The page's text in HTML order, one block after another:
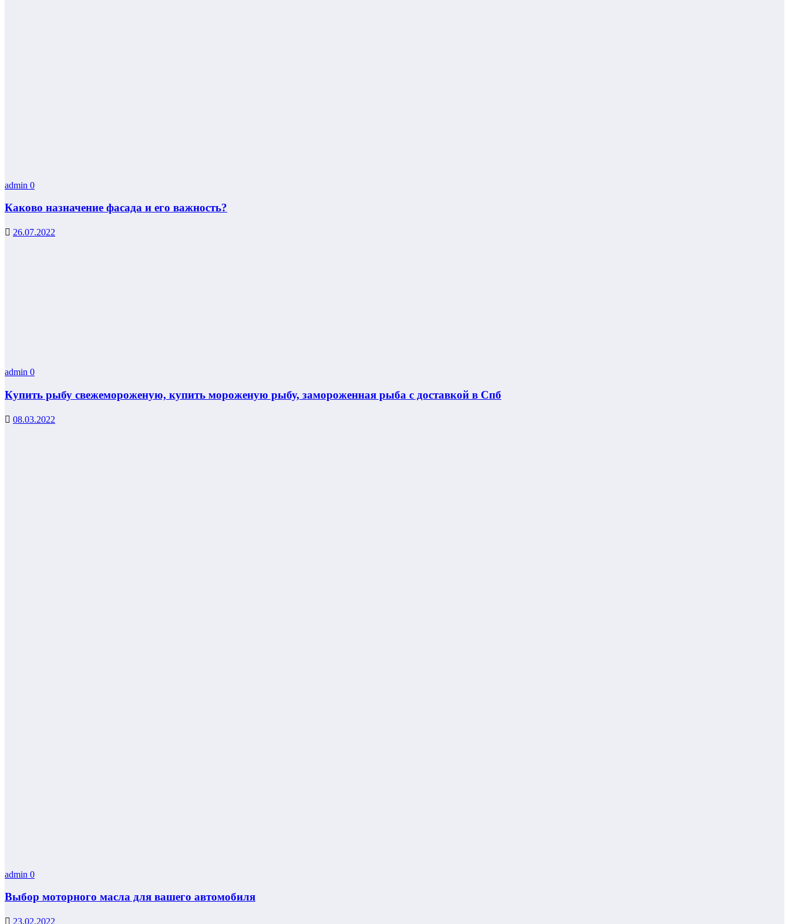
admin 0
Каково назначение фасада и его важность?
26.07.2022
admin 0
Купить рыбу свежемороженую, купить мороженую рыбу, замороженная рыба с доставкой в Спб
08.03.2022
admin 0
Выбор моторного масла для вашего автомобиля
23.02.2022